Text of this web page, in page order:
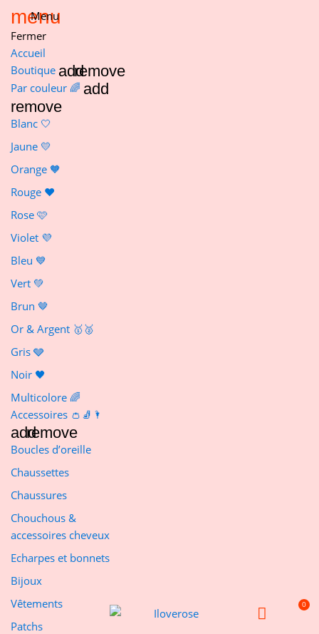
menu
Menu
Fermer
Accueil
Boutique addremove
Par couleur 🌈 add
remove
Blanc 🤍
Jaune 💛
Orange 🧡
Rouge ❤️
Rose 🩷
Violet 💜
Bleu 💙
Vert 💚
Brun 🤎
Or & Argent 🥇🥈
Gris 🩶
Noir 🖤
Multicolore 🌈
Accessoires 👛🧦🌂
addremove
Boucles d’oreille
Chaussettes
Chaussures
Chouchous &
accessoires cheveux
Echarpes et bonnets
Bijoux
Vêtements
Patchs